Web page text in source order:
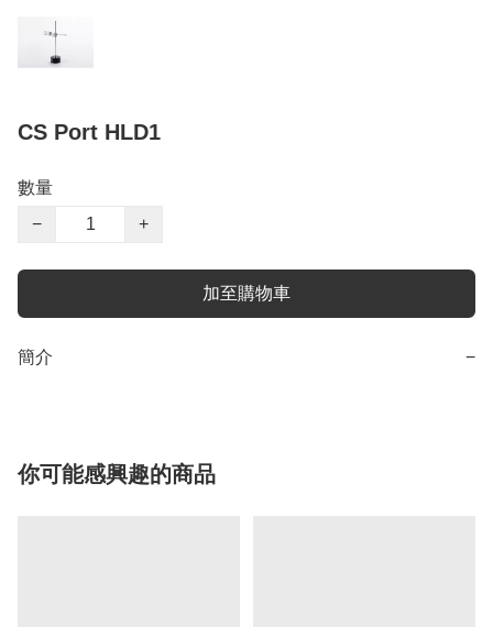
CS Port HLD1
數量
−
+
加至購物車
簡介 −
你可能感興趣的商品